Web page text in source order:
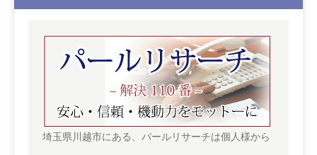
埼玉県川越市にある、パールリサーチは個人様から